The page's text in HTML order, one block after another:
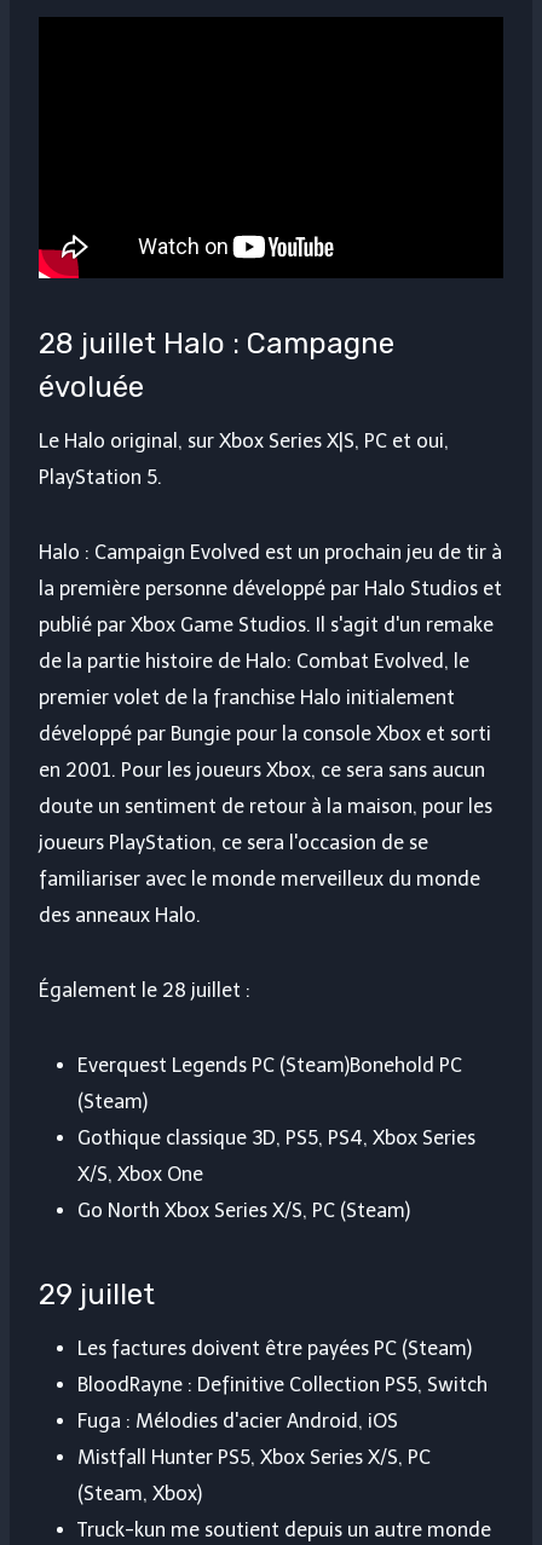
28 juillet Halo : Campagne
évoluée
Le Halo original, sur Xbox Series X|S, PC et oui,
PlayStation 5.
Halo : Campaign Evolved est un prochain jeu de tir à
la première personne développé par Halo Studios et
publié par Xbox Game Studios. Il s'agit d'un remake
de la partie histoire de Halo: Combat Evolved, le
premier volet de la franchise Halo initialement
développé par Bungie pour la console Xbox et sorti
en 2001. Pour les joueurs Xbox, ce sera sans aucun
doute un sentiment de retour à la maison, pour les
joueurs PlayStation, ce sera l'occasion de se
familiariser avec le monde merveilleux du monde
des anneaux Halo.
Également le 28 juillet :
Everquest Legends PC (Steam)Bonehold PC
(Steam)
Gothique classique 3D, PS5, PS4, Xbox Series
X/S, Xbox One
Go North Xbox Series X/S, PC (Steam)
29 juillet
Les factures doivent être payées PC (Steam)
BloodRayne : Definitive Collection PS5, Switch
Fuga : Mélodies d'acier Android, iOS
Mistfall Hunter PS5, Xbox Series X/S, PC
(Steam, Xbox)
Truck-kun me soutient depuis un autre monde